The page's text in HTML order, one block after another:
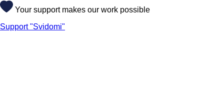
Your support makes our work possible
Support "Svidomi"